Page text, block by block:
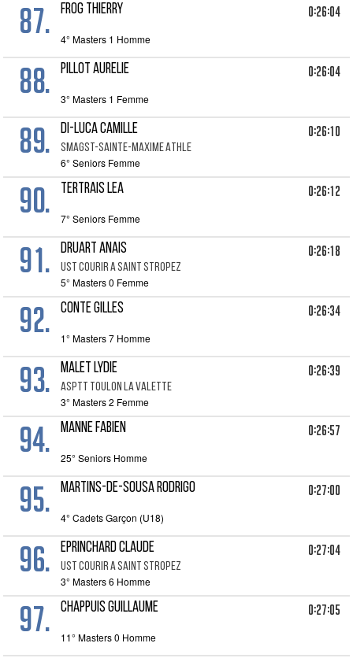
87. FROG Thierry 0:26:04
4° Masters 1 Homme
88. PILLOT Aurelie 0:26:04
3° Masters 1 Femme
89. DI-LUCA CAMILLE
SMAGST-SAINTE-MAXIME ATHLE
0:26:10
6° Seniors Femme
90. TERTRAIS LEA 0:26:12
7° Seniors Femme
91. DRUART ANAIS
UST COURIR A SAINT STROPEZ
0:26:18
5° Masters 0 Femme
92. CONTE GILLES 0:26:34
1° Masters 7 Homme
93. MALET LYDIE
ASPTT TOULON LA VALETTE
0:26:39
3° Masters 2 Femme
94. MANNE FABIEN 0:26:57
25° Seniors Homme
95. MARTINS-DE-SOUSA RODRIGO 0:27:00
4° Cadets Garçon (U18)
96. EPRINCHARD CLAUDE
UST COURIR A SAINT STROPEZ
0:27:04
3° Masters 6 Homme
97. CHAPPUIS GUILLAUME 0:27:05
11° Masters 0 Homme